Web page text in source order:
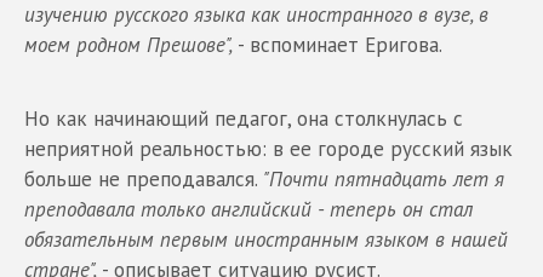
изучению русского языка как иностранного в вузе, в
моем родном Прешове", - вспоминает Еригова.
Но как начинающий педагог, она столкнулась с
неприятной реальностью: в ее городе русский язык
больше не преподавался. "Почти пятнадцать лет я
преподавала только английский - теперь он стал
обязательным первым иностранным языком в нашей
стране", - описывает ситуацию русист.